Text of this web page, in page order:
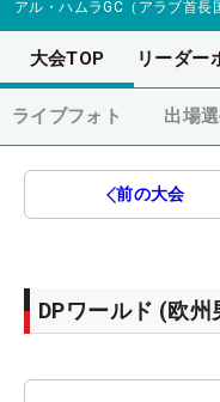
アル・ハムラGC（アラブ首長
大会TOP リーダー
ライブフォト 出場
前の大会
DPワールド (欧